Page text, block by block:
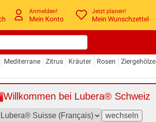
Anmelden!
Mein Konto
Jetzt planen!
Mein Wunschzettel
Mediterrane Zitrus Kräuter Rosen Ziergehölze
Willkommen bei Lubera® Schweiz